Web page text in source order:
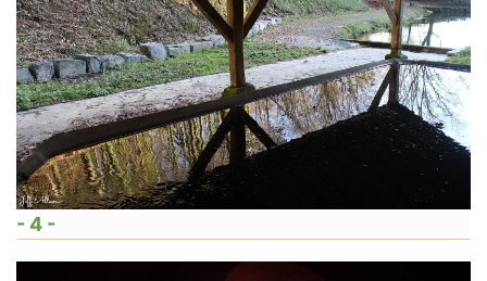
- 4 -